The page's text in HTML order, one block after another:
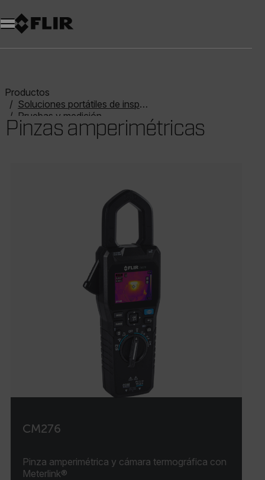
Productos
Soluciones portátiles de inspección
Pruebas y medición
Pinzas amperimétricas
Pinzas amperimétricas
CM276
Pinza amperimétrica y cámara termográfica con
Meterlink®